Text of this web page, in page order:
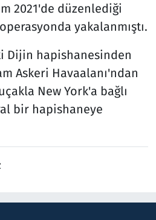
2021'de düzenlediği
yakalanmıştı.
Dijin hapishanesinden
Askeri Havaalanı'ndan
New York'a bağlı
bir hapishaneye